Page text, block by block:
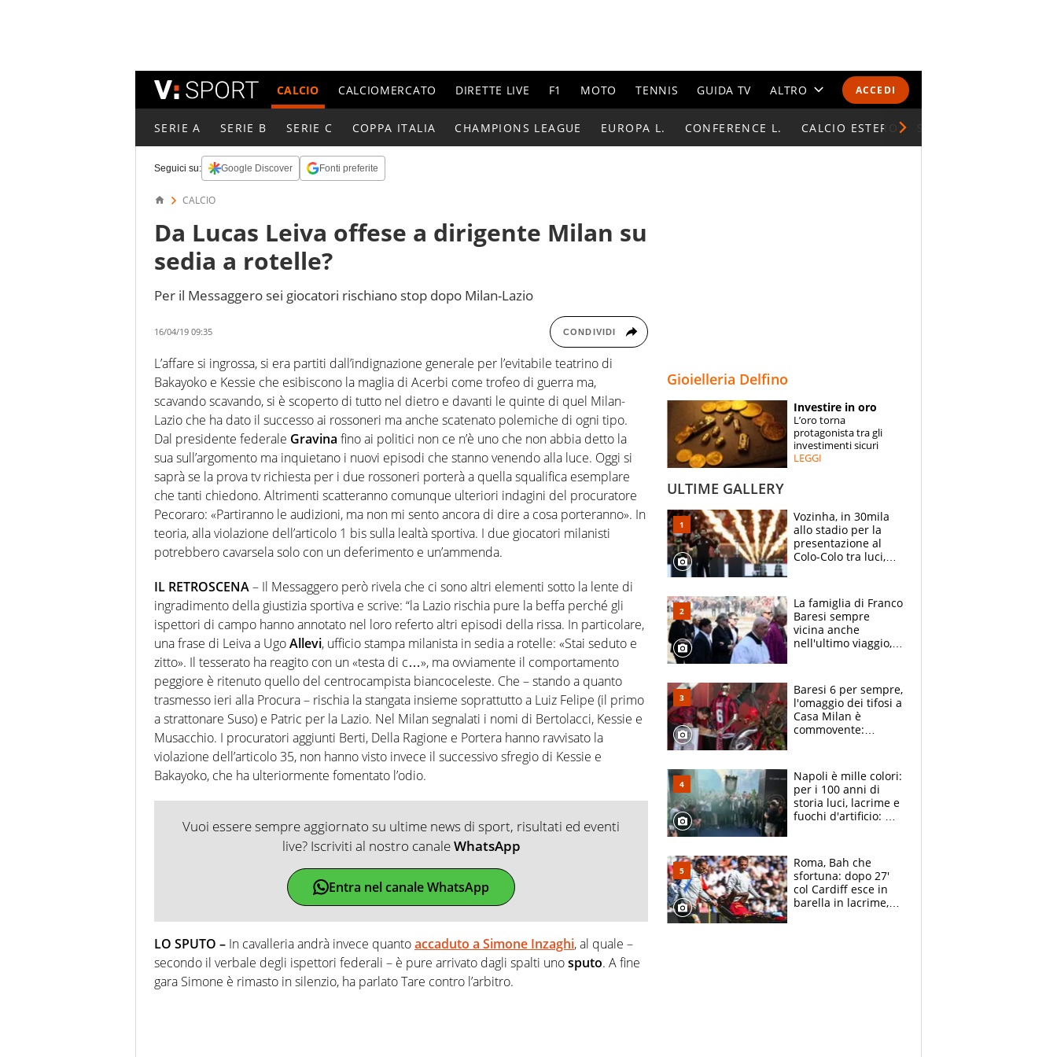
ACCEDI
CALCIO CALCIOMERCATO DIRETTE LIVE F1 MOTO TENNIS GUIDA TV ALTRO
CALENDARI E CLASSIFICHE
ESPERTI
CONTATTI
SERIE A SERIE B SERIE C COPPA ITALIA CHAMPIONS LEAGUE EUROPA L. CONFERENCE L. CALCIO ESTERO
Seguici su: Google Discover Fonti preferite
CALCIO
Da Lucas Leiva offese a dirigente Milan su
sedia a rotelle?
Per il Messaggero sei giocatori rischiano stop dopo Milan-Lazio
16/04/19 09:35 CONDIVIDI
L’affare si ingrossa, si era partiti dall’indignazione generale per l’evitabile teatrino di
Bakayoko e Kessie che esibiscono la maglia di Acerbi come trofeo di guerra ma,
scavando scavando, si è scoperto di tutto nel dietro e davanti le quinte di quel Milan-
Lazio che ha dato il successo ai rossoneri ma anche scatenato polemiche di ogni tipo.
Dal presidente federale Gravina fino ai politici non ce n’è uno che non abbia detto la
sua sull’argomento ma inquietano i nuovi episodi che stanno venendo alla luce. Oggi si
saprà se la prova tv richiesta per i due rossoneri porterà a quella squalifica esemplare
che tanti chiedono. Altrimenti scatteranno comunque ulteriori indagini del procuratore
Pecoraro: «Partiranno le audizioni, ma non mi sento ancora di dire a cosa porteranno». In
teoria, alla violazione dell’articolo 1 bis sulla lealtà sportiva. I due giocatori milanisti
potrebbero cavarsela solo con un deferimento e un’ammenda.
IL RETROSCENA– Il Messaggero però rivela che ci sono altri elementi sotto la lente di
ingradimento della giustizia sportiva e scrive: “la Lazio rischia pure la beffa perché gli
ispettori di campo hanno annotato nel loro referto altri episodi della rissa. In particolare,
una frase di Leiva a UgoAllevi, ufficio stampa milanista in sedia a rotelle: «Stai seduto e
zitto». Il tesserato ha reagito con un «testa di c…», ma ovviamente il comportamento
peggiore è ritenuto quello del centrocampista biancoceleste. Che – stando a quanto
trasmesso ieri alla Procura – rischia la stangata insieme soprattutto a Luiz Felipe (il primo
a strattonare Suso) e Patric per la Lazio. Nel Milan segnalati i nomi di Bertolacci, Kessie e
Musacchio. I procuratori aggiunti Berti, Della Ragione e Portera hanno ravvisato la
violazione dell’articolo 35, non hanno visto invece il successivo sfregio di Kessie e
Bakayoko, che ha ulteriormente fomentato l’odio.
Vuoi essere sempre aggiornato su ultime news di sport, risultati ed eventi
live? Iscriviti al nostro canaleWhatsApp
Entra nel canale WhatsApp
LO SPUTO – In cavalleria andrà invece quantoaccaduto a Simone Inzaghi, al quale –
secondo il verbale degli ispettori federali – è pure arrivato dagli spalti unosputo. A fine
gara Simone è rimasto in silenzio, ha parlato Tare contro l’arbitro.
Gioielleria Delfino
Investire in oro
L’oro torna
protagonista tra gli
investimenti sicuri
LEGGI
ULTIME GALLERY
Vozinha, in 30mila
allo stadio per la
presentazione al
Colo-Colo tra luci,
La famiglia di Franco
Baresi sempre
vicina anche
nell'ultimo viaggio,
circondati
dall'affetto dei tifosi
Baresi 6 per sempre,
l'omaggio dei tifosi a
Casa Milan è
commovente:
bigliettini
Napoli è mille colori:
per i 100 anni di
storia luci, lacrime e
fuochi d'artificio: De
Roma, Bah che
sfortuna: dopo 27'
col Cardiff esce in
barella in lacrime,